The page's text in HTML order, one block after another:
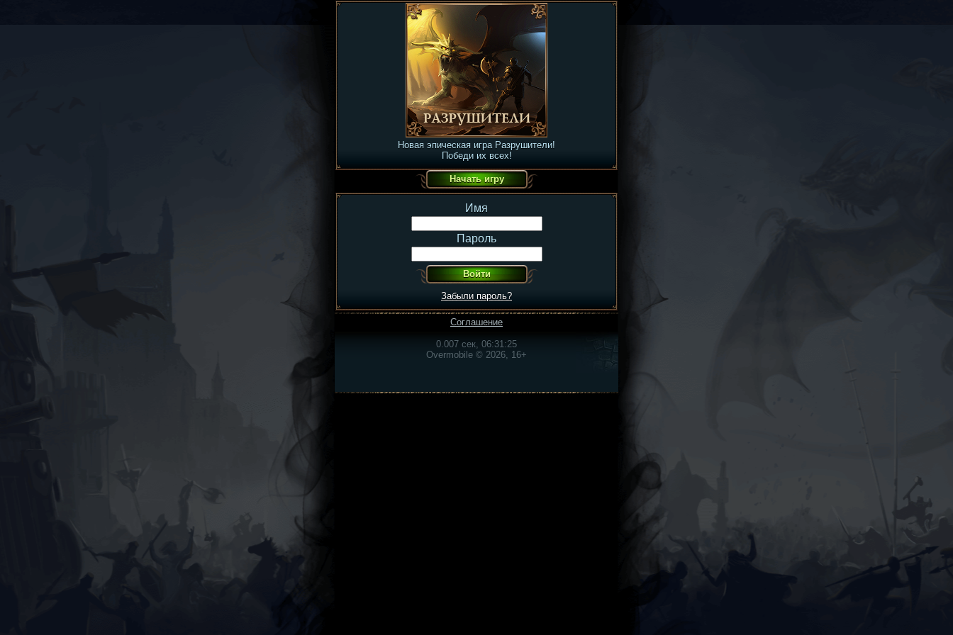
Новая эпическая игра Разрушители!
Победи их всех!
Имя
Пароль
Забыли пароль?
Соглашение
0.007 сек, 06:31:25
Overmobile © 2026, 16+